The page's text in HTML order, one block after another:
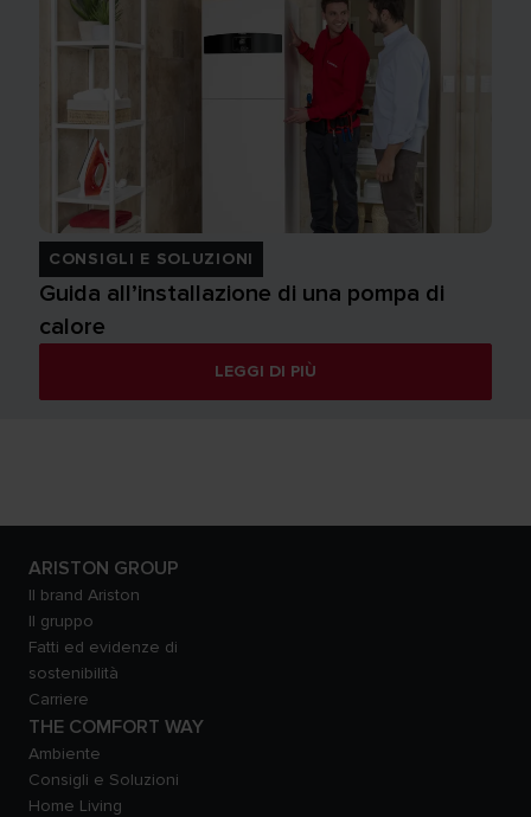
CONSIGLI E SOLUZIONI
Guida all’installazione di una pompa di
calore
LEGGI DI PIÙ
ARISTON GROUP
Il brand Ariston
Il gruppo
Fatti ed evidenze di
sostenibilità
Carriere
THE COMFORT WAY
Ambiente
Consigli e Soluzioni
Home Living